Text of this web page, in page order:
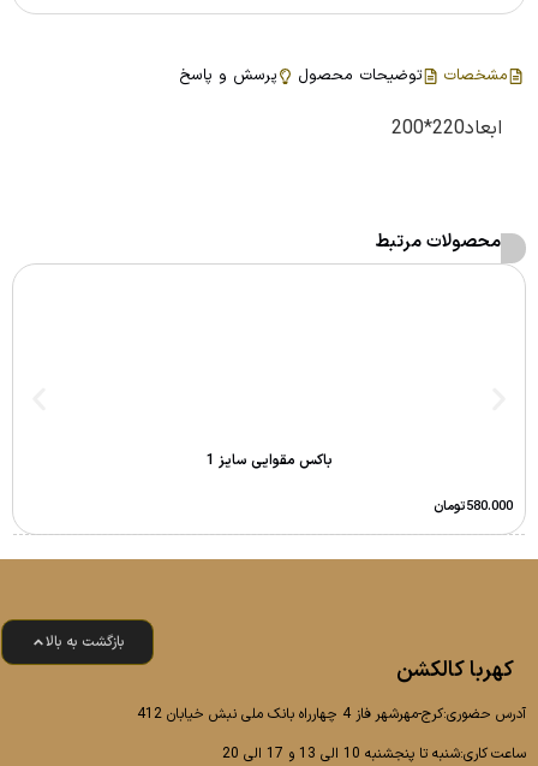
مشخصات توضیحات محصول پرسش و پاسخ
ابعاد220*200
محصولات مرتبط
باکس مقوایی سایز 1
580.000تومان
بازگشت به بالا
کهربا کالکشن
آدرس حضوری:کرج-مهرشهر فاز 4 چهارراه بانک ملی نبش خیابان 412
ساعت کاری:شنبه تا پنجشنبه 10 الی 13 و 17 الی 20